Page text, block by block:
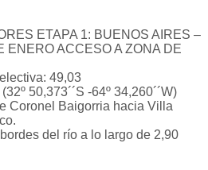
ETAPA 1: BUENOS AIRES –
ENERO ACCESO A ZONA DE
49,03
50,373´´S ‐64º 34,260´´W)
Coronel Baigorria hacia Villa
del río a lo largo de 2,90